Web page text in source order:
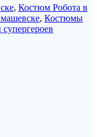
, Костюм Робота в
, Костюмы